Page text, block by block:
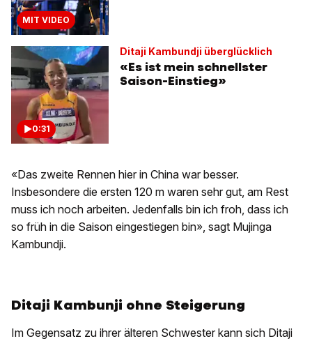
MIT VIDEO
0:31
Ditaji Kambundji überglücklich
«Es ist mein schnellster
Saison-Einstieg»
«Das zweite Rennen hier in China war besser.
Insbesondere die ersten 120 m waren sehr gut, am Rest
muss ich noch arbeiten. Jedenfalls bin ich froh, dass ich
so früh in die Saison eingestiegen bin», sagt Mujinga
Kambundji.
Ditaji Kambunji ohne Steigerung
Im Gegensatz zu ihrer älteren Schwester kann sich Ditaji